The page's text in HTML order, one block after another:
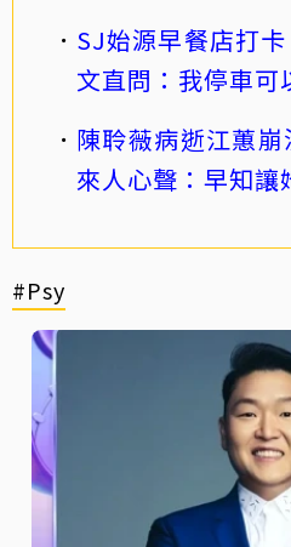
SJ始源早餐店打
文直問：我停車可
陳聆薇病逝江蕙
來人心聲：早知讓
#Psy